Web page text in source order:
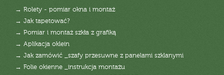
→ Rolety - pomiar okna i montaż
→ Jak tapetować?
→ Pomiar i montaż szkła z grafiką
→ Aplikacja oklein
→ Jak zamówić _szafy przesuwne z panelami szklanymi
→ Folie okienne _instrukcja montażu